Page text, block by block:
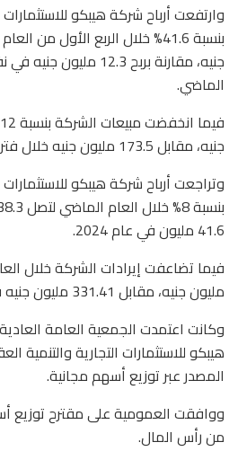
وارتفعت أرباح شركة هيبكو للاستثمارات
جنيه، مقارنة بربح 12.3
الماضي.
جنيه، مقابل 173.5 مليون جنيه خلال فترة المقارنة.
وتراجعت أرباح شركة هيبكو للاستثمارات
41.6 مليون في عام 2024.
مليون جنيه، مقابل 331.41 مليون جنيه في العام السابق له.
وكانت اعتمدت الجمعية العامة
هيبكو للاستثمارات التجارية والتنمية
المصدر عبر توزيع أسهم مجانية.
من رأس المال.